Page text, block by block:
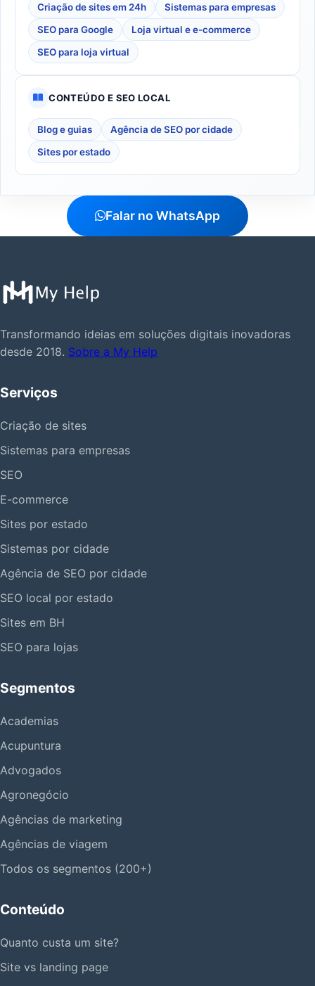
Criação de sites em 24h Sistemas para empresas
SEO para Google Loja virtual e e-commerce
SEO para loja virtual
CONTEÚDO E SEO LOCAL
Blog e guias Agência de SEO por cidade
Sites por estado
Falar no WhatsApp
Transformando ideias em soluções digitais inovadoras
desde 2018. Sobre a My Help
Serviços
Criação de sites
Sistemas para empresas
SEO
E-commerce
Sites por estado
Sistemas por cidade
Agência de SEO por cidade
SEO local por estado
Sites em BH
SEO para lojas
Segmentos
Academias
Acupuntura
Advogados
Agronegócio
Agências de marketing
Agências de viagem
Todos os segmentos (200+)
Conteúdo
Quanto custa um site?
Site vs landing page